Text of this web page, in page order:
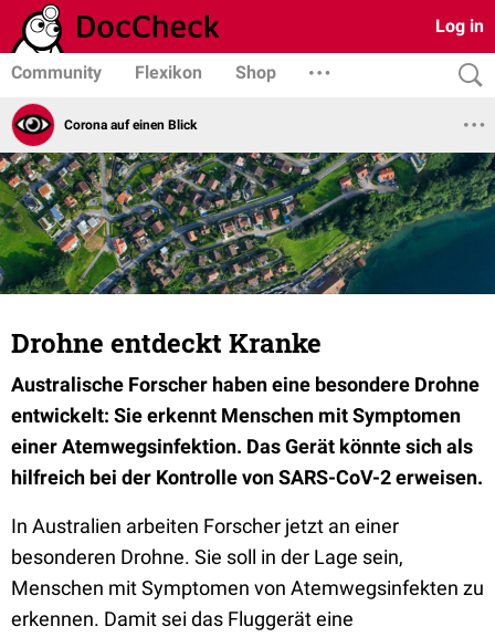
Log in
Community Flexikon Shop
Corona auf einen Blick
Drohne entdeckt Kranke
Australische Forscher haben eine besondere Drohne
entwickelt: Sie erkennt Menschen mit Symptomen
einer Atemwegsinfektion. Das Gerät könnte sich als
hilfreich bei der Kontrolle von SARS-CoV-2 erweisen.
In Australien arbeiten Forscher jetzt an einer
besonderen Drohne. Sie soll in der Lage sein,
Menschen mit Symptomen von Atemwegsinfekten zu
erkennen. Damit sei das Fluggerät eine